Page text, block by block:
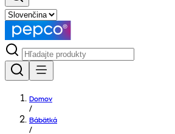
Domov
/
Bábätká
/